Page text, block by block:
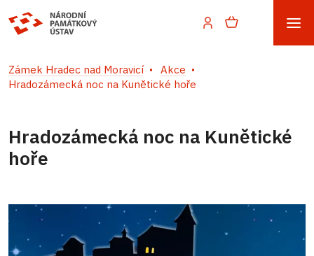
Zámek Hradec nad Moravicí
Akce
Hradozámecká noc na Kunětické hoře
Hradozámecká noc na Kunětické
hoře